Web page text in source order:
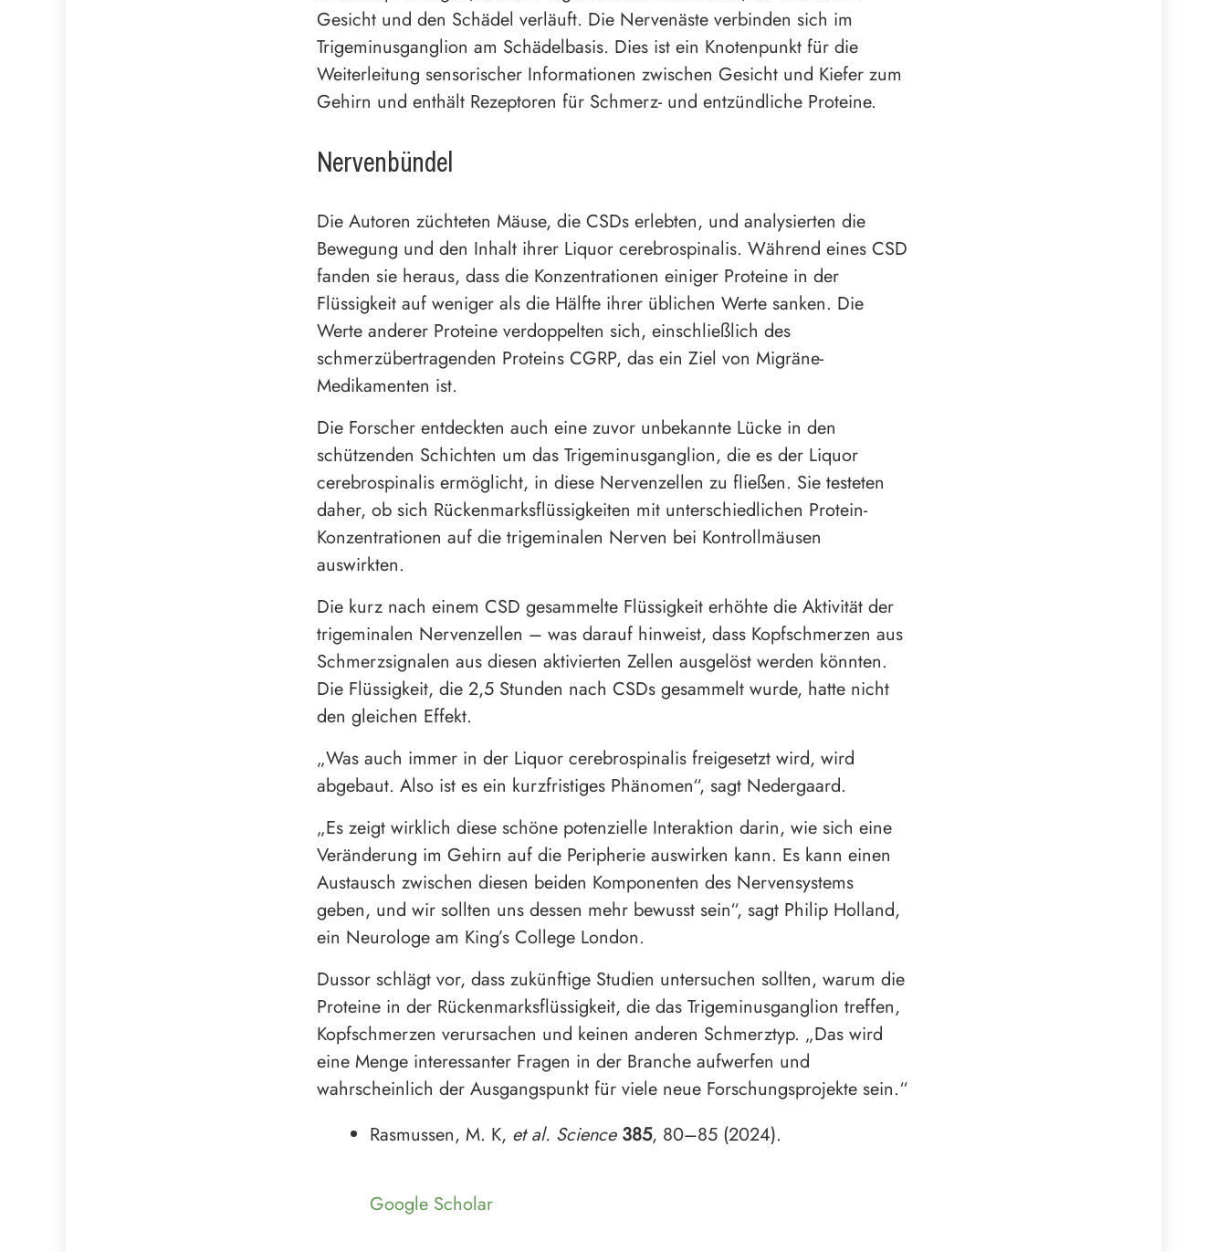
Gesicht und den Schädel verläuft. Die Nervenäste verbinden sich im
Trigeminusganglion am Schädelbasis. Dies ist ein Knotenpunkt für die
Weiterleitung sensorischer Informationen zwischen Gesicht und Kiefer zum
Gehirn und enthält Rezeptoren für Schmerz- und entzündliche Proteine.
Nervenbündel
Die Autoren züchteten Mäuse, die CSDs erlebten, und analysierten die
Bewegung und den Inhalt ihrer Liquor cerebrospinalis. Während eines CSD
fanden sie heraus, dass die Konzentrationen einiger Proteine in der
Flüssigkeit auf weniger als die Hälfte ihrer üblichen Werte sanken. Die
Werte anderer Proteine verdoppelten sich, einschließlich des
schmerzübertragenden Proteins CGRP, das ein Ziel von Migräne-
Medikamenten ist.
Die Forscher entdeckten auch eine zuvor unbekannte Lücke in den
schützenden Schichten um das Trigeminusganglion, die es der Liquor
cerebrospinalis ermöglicht, in diese Nervenzellen zu fließen. Sie testeten
daher, ob sich Rückenmarksflüssigkeiten mit unterschiedlichen Protein-
Konzentrationen auf die trigeminalen Nerven bei Kontrollmäusen
auswirkten.
Die kurz nach einem CSD gesammelte Flüssigkeit erhöhte die Aktivität der
trigeminalen Nervenzellen – was darauf hinweist, dass Kopfschmerzen aus
Schmerzsignalen aus diesen aktivierten Zellen ausgelöst werden könnten.
Die Flüssigkeit, die 2,5 Stunden nach CSDs gesammelt wurde, hatte nicht
den gleichen Effekt.
„Was auch immer in der Liquor cerebrospinalis freigesetzt wird, wird
abgebaut. Also ist es ein kurzfristiges Phänomen“, sagt Nedergaard.
„Es zeigt wirklich diese schöne potenzielle Interaktion darin, wie sich eine
Veränderung im Gehirn auf die Peripherie auswirken kann. Es kann einen
Austausch zwischen diesen beiden Komponenten des Nervensystems
geben, und wir sollten uns dessen mehr bewusst sein“, sagt Philip Holland,
ein Neurologe am King’s College London.
Dussor schlägt vor, dass zukünftige Studien untersuchen sollten, warum die
Proteine in der Rückenmarksflüssigkeit, die das Trigeminusganglion treffen,
Kopfschmerzen verursachen und keinen anderen Schmerztyp. „Das wird
eine Menge interessanter Fragen in der Branche aufwerfen und
wahrscheinlich der Ausgangspunkt für viele neue Forschungsprojekte sein.“
Rasmussen, M. K, et al. Science 385, 80–85 (2024).
Google Scholar